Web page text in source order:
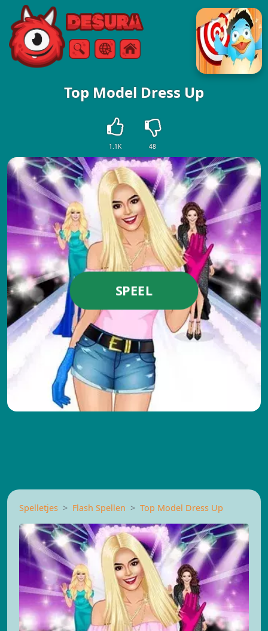
Free Online Games
ZoekenMenu
Top Model Dress Up
1.1K 48
SPEEL
Spelletjes Flash Spellen Top Model Dress Up